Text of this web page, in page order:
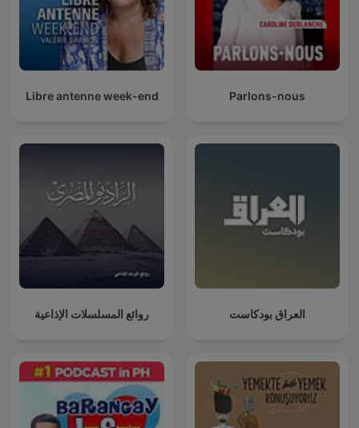
Libre antenne week-end Parlons-nous
روائع المسلسلات الإذاعية العراق بودكاست